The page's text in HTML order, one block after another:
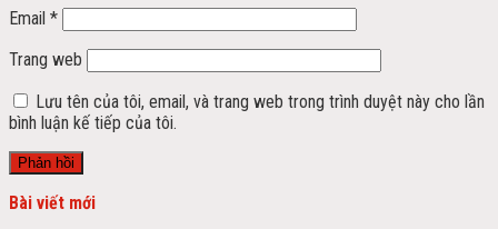
Email *
Trang web
Lưu tên của tôi, email, và trang web trong trình duyệt này cho lần
bình luận kế tiếp của tôi.
Bài viết mới